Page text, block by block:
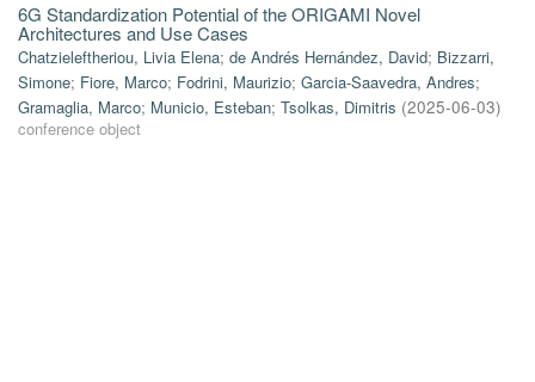
6G Standardization Potential of the ORIGAMI Novel
Architectures and Use Cases
Chatzieleftheriou, Livia Elena; de Andrés Hernández, David; Bizzarri,
Simone; Fiore, Marco; Fodrini, Maurizio; Garcia-Saavedra, Andres;
Gramaglia, Marco; Municio, Esteban; Tsolkas, Dimitris (2025-06-03)
conference object